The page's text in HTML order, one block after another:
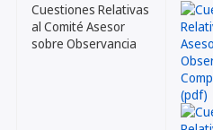
Cuestiones Relativas
al Comité Asesor
sobre Observancia